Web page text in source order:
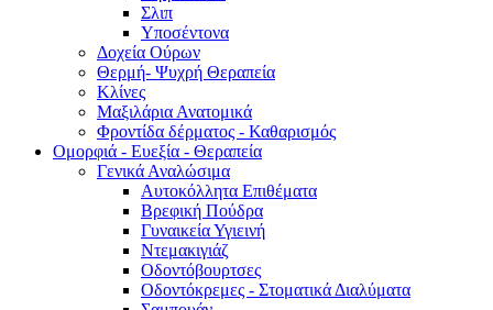
Σλιπ
Υποσέντονα
Δοχεία Ούρων
Θερμή- Ψυχρή Θεραπεία
Κλίνες
Μαξιλάρια Ανατομικά
Φροντίδα δέρματος - Καθαρισμός
Ομορφιά - Ευεξία - Θεραπεία
Γενικά Αναλώσιμα
Αυτοκόλλητα Επιθέματα
Βρεφική Πούδρα
Γυναικεία Υγιεινή
Ντεμακιγιάζ
Οδοντόβουρτσες
Οδοντόκρεμες - Στοματικά Διαλύματα